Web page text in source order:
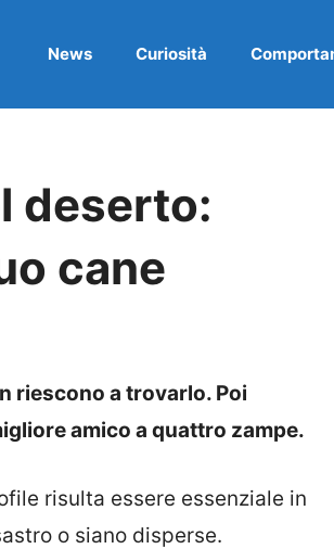
News Curiosità
deserto:
cane
riescono a trovarlo. Poi
amico a quattro zampe.
risulta essere essenziale in
o siano disperse.